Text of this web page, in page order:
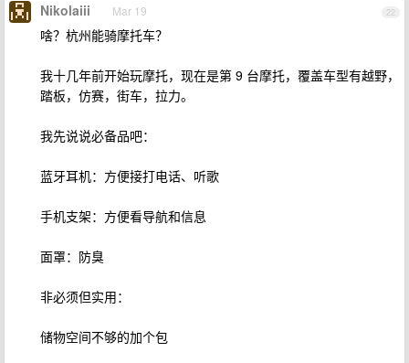
22
Nikolaiii Mar 19
啥？杭州能骑摩托车？
我十几年前开始玩摩托，现在是第 9 台摩托，覆盖车型有越野，
踏板，仿赛，街车，拉力。
我先说说必备品吧：
蓝牙耳机：方便接打电话、听歌
手机支架：方便看导航和信息
面罩：防臭
非必须但实用：
储物空间不够的加个包